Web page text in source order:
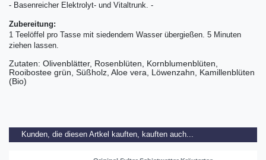
- Basenreicher Elektrolyt- und Vitaltrunk. -
Zubereitung:
1 Teelöffel pro Tasse mit siedendem Wasser übergießen. 5 Minuten
ziehen lassen.
Zutaten: Olivenblätter, Rosenblüten, Kornblumenblüten,
Rooibostee grün, Süßholz, Aloe vera, Löwenzahn, Kamillenblüten
(Bio)
Kunden, die diesen Artkel kauften, kauften auch...